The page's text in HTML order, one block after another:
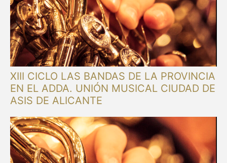
XIII CICLO LAS BANDAS DE LA PROVINCIA
EN EL ADDA. UNIÓN MUSICAL CIUDAD DE
ASIS DE ALICANTE